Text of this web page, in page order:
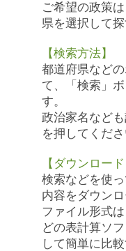
ご希望の政策
県を選択して
【検索方法】
都道府県など
て、「検索」
す。
政治家名など
を押してくださ
【ダウンロード
検索などを使
内容をダウンロ
ファイル形式
どの表計算ソ
して簡単に比